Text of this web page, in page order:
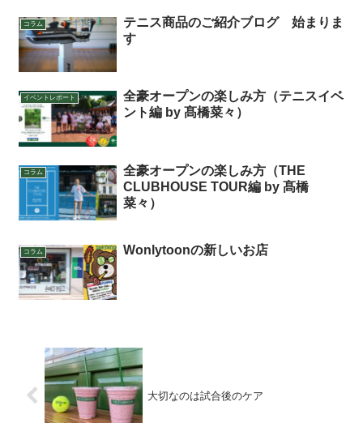
コラム
テニス商品のご紹介ブログ 始まりま
す
イベントレポート
全豪オープンの楽しみ方（テニスイベ
ント編 by 髙橋菜々）
コラム
全豪オープンの楽しみ方（THE
CLUBHOUSE TOUR編 by 髙橋
菜々）
コラム Wonlytoonの新しいお店
大切なのは試合後のケア